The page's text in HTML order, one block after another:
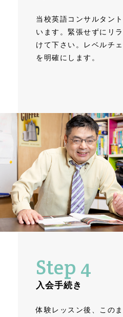
当校英語コンサルタン
います。緊張せずにリ
けて下さい。レベルチ
を明確にします。
Step 4
入会手続き
体験レッスン後、この